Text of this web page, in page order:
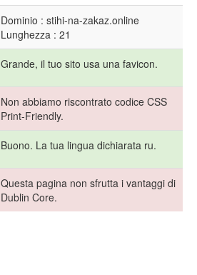
Dominio : stihi-na-zakaz.online
Lunghezza : 21
Grande, il tuo sito usa una favicon.
Non abbiamo riscontrato codice CSS
Print-Friendly.
Buono. La tua lingua dichiarata ru.
Questa pagina non sfrutta i vantaggi di
Dublin Core.